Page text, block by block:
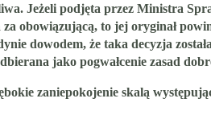
Jeżeli podjęta przez Ministra
obowiązującą, to jej oryginał
dowodem, że taka decyzja
jako pogwałcenie zasad
zaniepokojenie skalą